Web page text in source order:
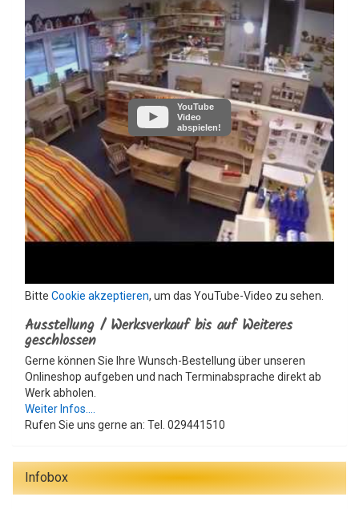
YouTube
Video
abspielen!
Bitte Cookie akzeptieren, um das YouTube-Video zu sehen.
Ausstellung / Werksverkauf bis auf Weiteres
geschlossen
Gerne können Sie Ihre Wunsch-Bestellung über unseren
Onlineshop aufgeben und nach Terminabsprache direkt ab
Werk abholen.
Weiter Infos....
Rufen Sie uns gerne an: Tel. 029441510
Infobox